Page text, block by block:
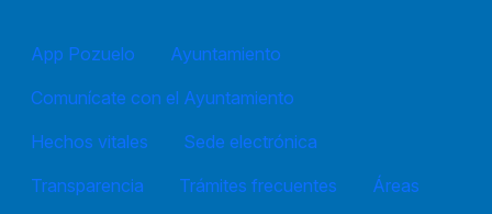
App Pozuelo
Ayuntamiento
Comunícate con el Ayuntamiento
Hechos vitales
Sede electrónica
Transparencia
Trámites frecuentes Áreas